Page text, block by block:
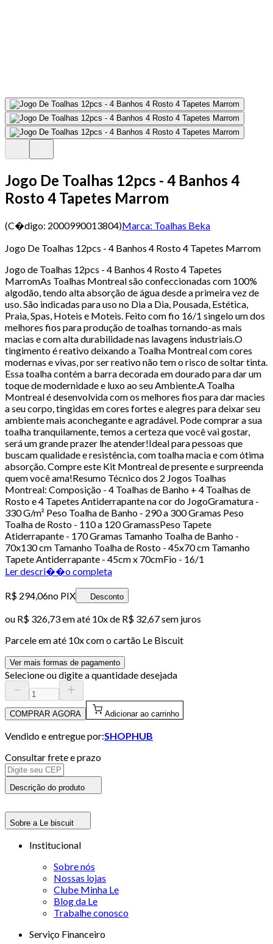
Jogo De Toalhas 12pcs - 4 Banhos 4
Rosto 4 Tapetes Marrom
(C�digo: 2000990013804)Marca: Toalhas Beka
Jogo De Toalhas 12pcs - 4 Banhos 4 Rosto 4 Tapetes Marrom
Jogo de Toalhas 12pcs - 4 Banhos 4 Rosto 4 Tapetes
MarromAs Toalhas Montreal são confeccionadas com 100%
algodão, tendo alta absorção de água desde a primeira vez de
uso. São indicadas para uso no Dia a Dia, Pousada, Estética,
Praia, Spas, Hoteis e Moteis. Feito com fio 16/1 singelo um dos
melhores fios para produção de toalhas tornando-as mais
macias e com alta durabilidade nas lavagens industriais.O
tingimento é reativo deixando a Toalha Montreal com cores
modernas e vivas, por ser reativo não tem o risco de soltar tinta.
Essa toalha contém a barra decorada em dourado para dar um
toque de modernidade e luxo ao seu Ambiente.A Toalha
Montreal é desenvolvida com os melhores fios para dar macies
a seu corpo, tingidas em cores fortes e alegres para deixar seu
ambiente mais aconchegante e agradável. Pode comprar a sua
toalha tranquilamente, temos a certeza que você vai gostar,
será um grande prazer lhe atender!Ideal para pessoas que
buscam qualidade e resistência, com toalha macia e com ótima
absorção. Compre este Kit Montreal de presente e surpreenda
quem você ama!Resumo Técnico dos 2 Jogos Toalhas
Montreal: Composição - 4 Toalhas de Banho + 4 Toalhas de
Rosto e 4 Tapetes Antiderrapante na cor do JogoGramatura -
330 G/m² Peso Toalha de Banho - 290 a 300 Gramas Peso
Toalha de Rosto - 110 a 120 GramassPeso Tapete
Atiderrapante - 170 Gramas Tamanho Toalha de Banho -
70x130 cm Tamanho Toalha de Rosto - 45x70 cm Tamanho
Tapete Antiderrapante - 45cm x 70cmFio - 16/1
Ler descri��o completa
R$ 294,06no PIX Desconto
ou R$ 326,73em até 10x de R$ 32,67 sem juros
Parcele em até 10x com o cartão Le Biscuit
Ver mais formas de pagamento
Selecione ou digite a quantidade desejada
COMPRAR AGORA Adicionar ao carrinho
Vendido e entregue por:SHOPHUB
Consultar frete e prazo
Descrição do produto
Sobre a Le biscuit
Institucional
Sobre nós
Nossas lojas
Clube Minha Le
Blog da Le
Trabalhe conosco
Serviço Financeiro